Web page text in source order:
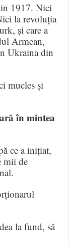
1917. Nici
la revoluția
și care a
Armean,
Ukraina din
mucles și
în mintea
ce a inițiat,
mii de
la fund, să